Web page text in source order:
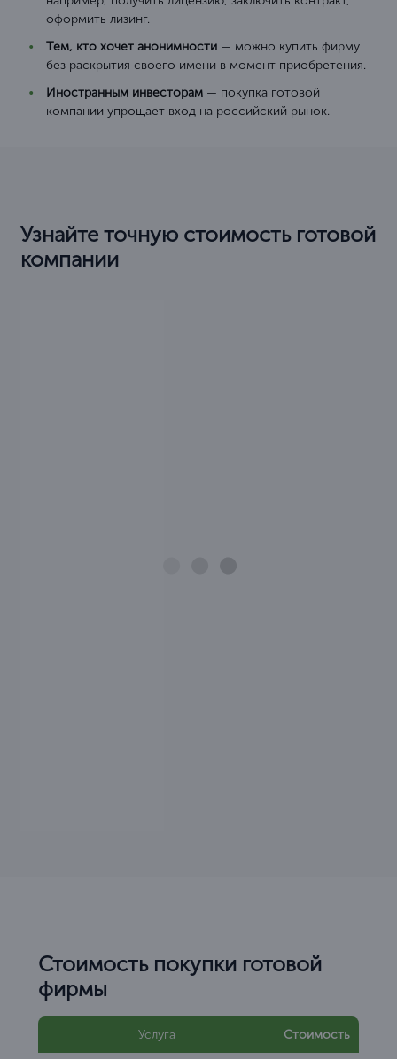
оформить лизинг.
Тем, кто хочет анонимности — можно купить фирму
без раскрытия своего имени в момент приобретения.
Иностранным инвесторам — покупка готовой
компании упрощает вход на российский рынок.
Узнайте точную стоимость готовой
компании
Стоимость покупки готовой
фирмы
Услуга Стоимость